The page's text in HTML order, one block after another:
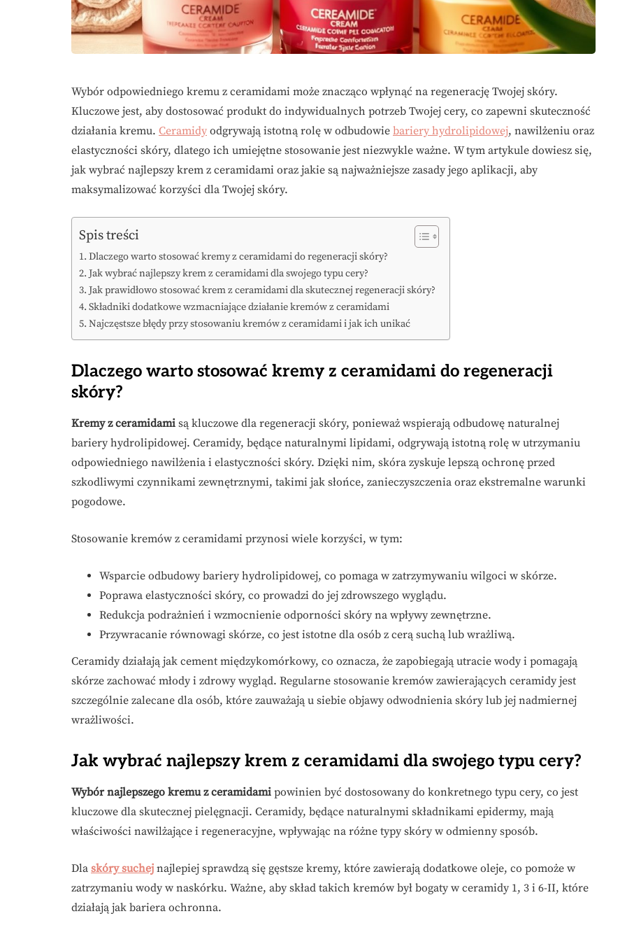
Wybór odpowiedniego kremu z ceramidami może znacząco wpłynąć na regenerację Twojej skóry.
Kluczowe jest, aby dostosować produkt do indywidualnych potrzeb Twojej cery, co zapewni skuteczność
działania kremu. Ceramidy odgrywają istotną rolę w odbudowie bariery hydrolipidowej, nawilżeniu oraz
elastyczności skóry, dlatego ich umiejętne stosowanie jest niezwykle ważne. W tym artykule dowiesz się,
jak wybrać najlepszy krem z ceramidami oraz jakie są najważniejsze zasady jego aplikacji, aby
maksymalizować korzyści dla Twojej skóry.
Spis treści
Dlaczego warto stosować kremy z ceramidami do regeneracji skóry?
Jak wybrać najlepszy krem z ceramidami dla swojego typu cery?
Jak prawidłowo stosować krem z ceramidami dla skutecznej regeneracji skóry?
Składniki dodatkowe wzmacniające działanie kremów z ceramidami
Najczęstsze błędy przy stosowaniu kremów z ceramidami i jak ich unikać
Dlaczego warto stosować kremy z ceramidami do regeneracji
skóry?
Kremy z ceramidami są kluczowe dla regeneracji skóry, ponieważ wspierają odbudowę naturalnej
bariery hydrolipidowej. Ceramidy, będące naturalnymi lipidami, odgrywają istotną rolę w utrzymaniu
odpowiedniego nawilżenia i elastyczności skóry. Dzięki nim, skóra zyskuje lepszą ochronę przed
szkodliwymi czynnikami zewnętrznymi, takimi jak słońce, zanieczyszczenia oraz ekstremalne warunki
pogodowe.
Stosowanie kremów z ceramidami przynosi wiele korzyści, w tym:
Wsparcie odbudowy bariery hydrolipidowej, co pomaga w zatrzymywaniu wilgoci w skórze.
Poprawa elastyczności skóry, co prowadzi do jej zdrowszego wyglądu.
Redukcja podrażnień i wzmocnienie odporności skóry na wpływy zewnętrzne.
Przywracanie równowagi skórze, co jest istotne dla osób z cerą suchą lub wrażliwą.
Ceramidy działają jak cement międzykomórkowy, co oznacza, że zapobiegają utracie wody i pomagają
skórze zachować młody i zdrowy wygląd. Regularne stosowanie kremów zawierających ceramidy jest
szczególnie zalecane dla osób, które zauważają u siebie objawy odwodnienia skóry lub jej nadmiernej
wrażliwości.
Jak wybrać najlepszy krem z ceramidami dla swojego typu cery?
Wybór najlepszego kremu z ceramidami powinien być dostosowany do konkretnego typu cery, co jest
kluczowe dla skutecznej pielęgnacji. Ceramidy, będące naturalnymi składnikami epidermy, mają
właściwości nawilżające i regeneracyjne, wpływając na różne typy skóry w odmienny sposób.
Dla skóry suchej najlepiej sprawdzą się gęstsze kremy, które zawierają dodatkowe oleje, co pomoże w
zatrzymaniu wody w naskórku. Ważne, aby skład takich kremów był bogaty w ceramidy 1, 3 i 6-II, które
działają jak bariera ochronna.